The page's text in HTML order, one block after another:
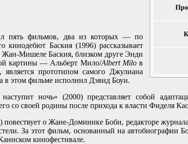
пять фильмов, два из которых — по
кинодебют Баския (1996) рассказывает
Жан-Мишеле Баския, близком друге Энди
картины — Альберт Мило/Albert Miloв
прототипом самого Джулиана
в этом фильме исполнил Дэвид Боуи.
ночь» (2000) представляет собой
со своей родины после прихода к власти Фиделя
повествует о Жане-Доминике Боби, редакторе журнала
За этот фильм, основанный на автобиографии
кинофестивале.